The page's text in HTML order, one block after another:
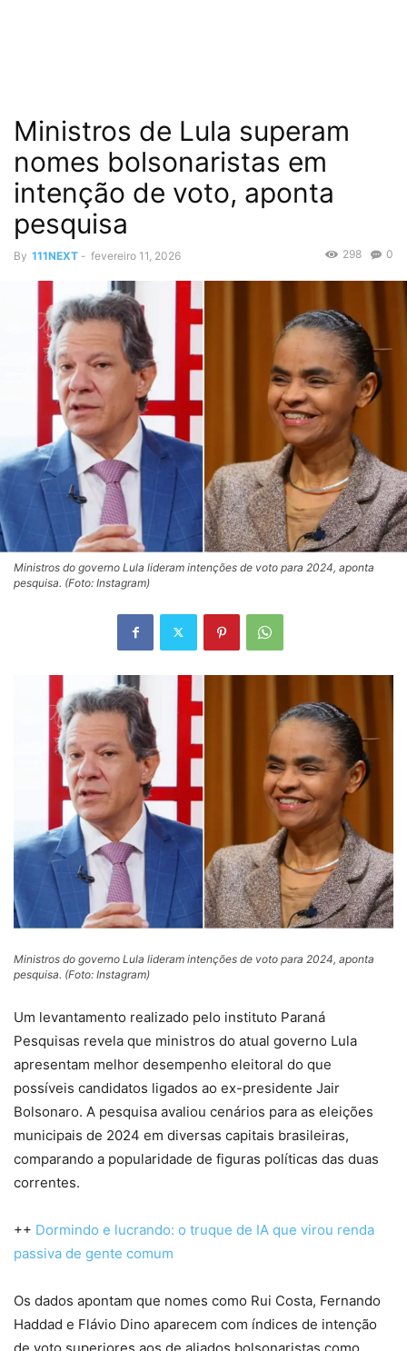
Ministros de Lula superam
nomes bolsonaristas em
intenção de voto, aponta
pesquisa
By 111NEXT - fevereiro 11, 2026 0
298
Ministros do governo Lula lideram intenções de voto para 2024, aponta
pesquisa. (Foto: Instagram)
Ministros do governo Lula lideram intenções de voto para 2024, aponta
pesquisa. (Foto: Instagram)
Um levantamento realizado pelo instituto Paraná
Pesquisas revela que ministros do atual governo Lula
apresentam melhor desempenho eleitoral do que
possíveis candidatos ligados ao ex-presidente Jair
Bolsonaro. A pesquisa avaliou cenários para as eleições
municipais de 2024 em diversas capitais brasileiras,
comparando a popularidade de figuras políticas das duas
correntes.
++ Dormindo e lucrando: o truque de IA que virou renda
passiva de gente comum
Os dados apontam que nomes como Rui Costa, Fernando
Haddad e Flávio Dino aparecem com índices de intenção
de voto superiores aos de aliados bolsonaristas como